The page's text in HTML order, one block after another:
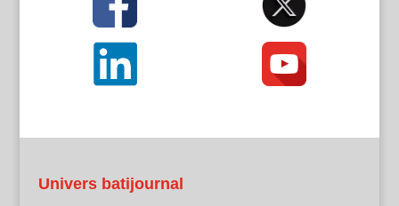
Univers batijournal